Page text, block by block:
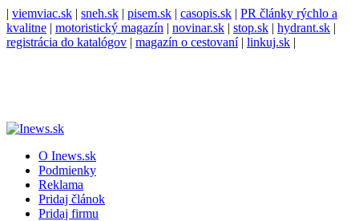
| viemviac.sk | sneh.sk | pisem.sk | casopis.sk | PR články rýchlo a
kvalitne | motoristický magazín | novinar.sk | stop.sk | hydrant.sk |
registrácia do katalógov | magazín o cestovaní| linkuj.sk |
O Inews.sk
Podmienky
Reklama
Pridaj článok
Pridaj firmu